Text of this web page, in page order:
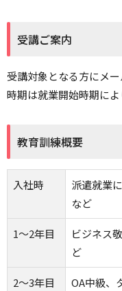
受講ご案内
受講対象となる方にメ
時期は就業開始時期によ
教育訓練概要
入社時
派遣就業
など
1～2年目
ビジネス
ど
2～3年目
OA中級、